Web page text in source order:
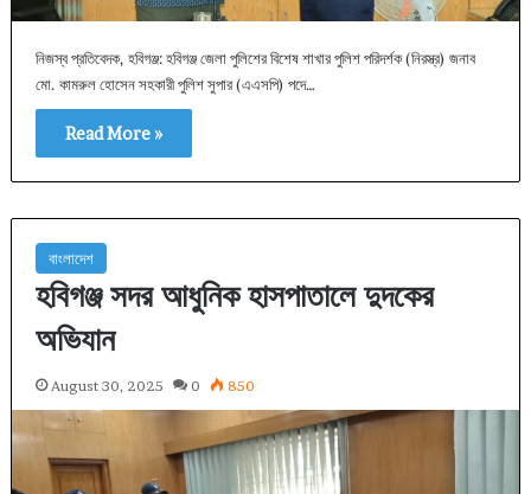
নিজস্ব প্রতিবেদক, হবিগঞ্জ: হবিগঞ্জ জেলা পুলিশের বিশেষ শাখার পুলিশ পরিদর্শক (নিরস্ত্র) জনাব
মো. কামরুল হোসেন সহকারী পুলিশ সুপার (এএসপি) পদে…
Read More »
বাংলাদেশ
হবিগঞ্জ সদর আধুনিক হাসপাতালে দুদকের
অভিযান
August 30, 2025 0 850